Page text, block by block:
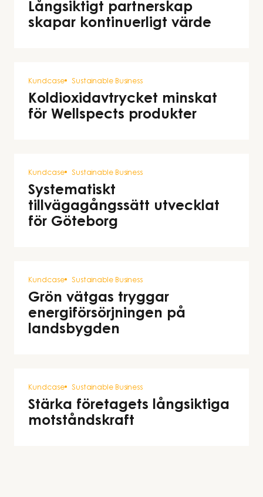
Långsiktigt partnerskap
skapar kontinuerligt värde
Kundcase Sustainable Business
Koldioxidavtrycket minskat
för Wellspects produkter
Kundcase Sustainable Business
Systematiskt
tillvägagångssätt utvecklat
för Göteborg
Kundcase Sustainable Business
Grön vätgas tryggar
energiförsörjningen på
landsbygden
Kundcase Sustainable Business
Stärka företagets långsiktiga
motståndskraft